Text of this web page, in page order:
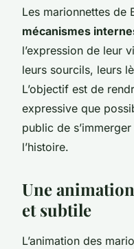
Les marionnettes de
mécanismes
l’expression de leur
leurs sourcils, leurs
L’objectif est de
expressive que
public de
l’histoire.
Une
et subtile
L’animation des